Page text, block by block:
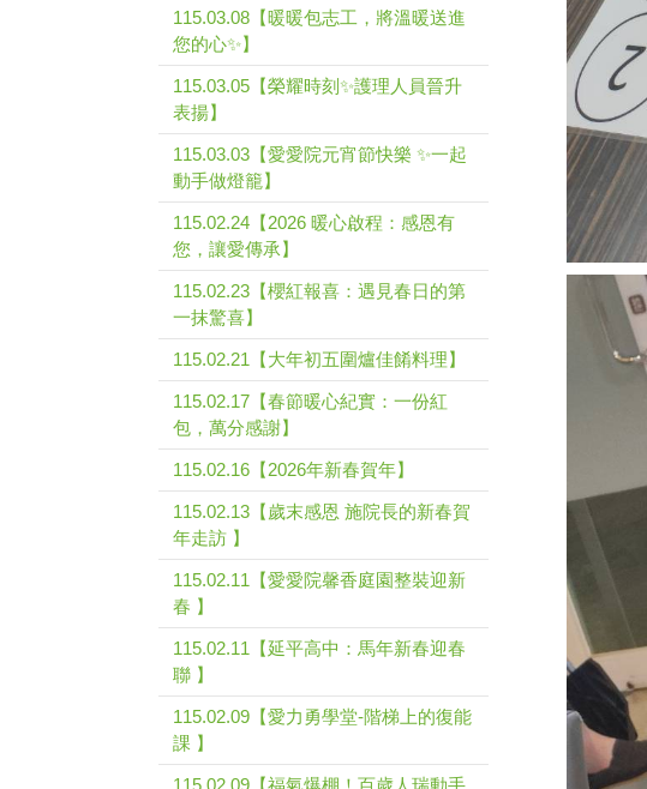
115.03.08【暖暖包志工，將溫暖送進
您的心✨】
115.03.05【榮耀時刻✨護理人員晉升
表揚】
115.03.03【愛愛院元宵節快樂 ✨一起
動手做燈籠】
115.02.24【2026 暖心啟程：感恩有
您，讓愛傳承】
115.02.23【櫻紅報喜：遇見春日的第
一抹驚喜】
115.02.21【大年初五圍爐佳餚料理】
115.02.17【春節暖心紀實：一份紅
包，萬分感謝】
115.02.16【2026年新春賀年】
115.02.13【歲末感恩 施院長的新春賀
年走訪 】
115.02.11【愛愛院馨香庭園整裝迎新
春 】
115.02.11【延平高中：馬年新春迎春
聯 】
115.02.09【愛力勇學堂-階梯上的復能
課 】
115.02.09【福氣爆棚！百歲人瑞動手